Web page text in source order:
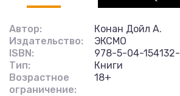
Автор:
Конан Дойл А.
Издательство:
ЭКСМО
ISBN:
978-5-04-
Тип:
Книги
Возрастное
ограничение:
18+